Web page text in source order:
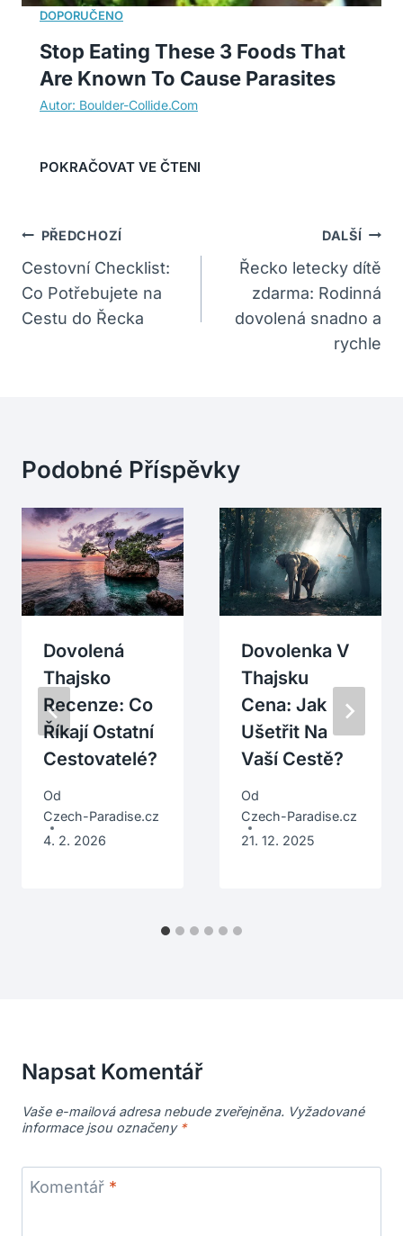
Stop Eating These 3 Foods That
Are Known To Cause Parasites
Navigace
Pro
Příspěvek
PŘEDCHOZÍ
Cestovní Checklist:
Co Potřebujete na
Cestu do Řecka
DALŠÍ
Řecko letecky dítě
zdarma: Rodinná
dovolená snadno a
rychle
Podobné Příspěvky
Dovolená
Thajsko
Recenze: Co
Říkají Ostatní
Cestovatelé?
Od
Czech-Paradise.cz
4. 2. 2026
Dovolenka V
Thajsku
Cena: Jak
Ušetřit Na
Vaší Cestě?
Od
Czech-Paradise.cz
21. 12. 2025
Napsat Komentář
Vaše e-mailová adresa nebude zveřejněna. Vyžadované
informace jsou označeny *
Komentář *